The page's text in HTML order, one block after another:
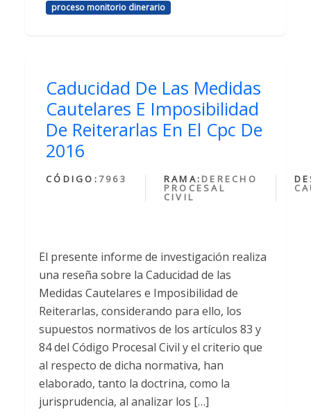
proceso monitorio dinerario
Caducidad De Las Medidas
Cautelares E Imposibilidad
De Reiterarlas En El Cpc De
2016
CÓDIGO: 7963 RAMA: DERECHO
PROCESAL
CIVIL
El presente informe de investigación realiza
una reseña sobre la Caducidad de las
Medidas Cautelares e Imposibilidad de
Reiterarlas, considerando para ello, los
supuestos normativos de los artículos 83 y
84 del Código Procesal Civil y el criterio que
al respecto de dicha normativa, han
elaborado, tanto la doctrina, como la
jurisprudencia, al analizar los […]